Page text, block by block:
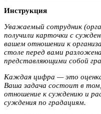
Инструкция
Уважаемый сотрудник
получили карточки с
вашем отношении к
столе перед вами
представляющими собой
Каждая цифра — это
Ваша задача состоит в
отношение к суждению и
суждения по градациям.